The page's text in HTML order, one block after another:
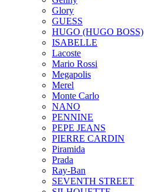
Glory
GUESS
HUGO (HUGO BOSS)
ISABELLE
Lacoste
Mario Rossi
Megapolis
Merel
Monte Carlo
NANO
PENNINE
PEPE JEANS
PIERRE CARDIN
Piramida
Prada
Ray-Ban
SEVENTH STREET